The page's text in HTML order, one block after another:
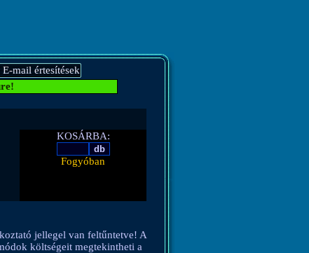
E-mail értesítések
KOSÁRBA:
Fogyóban
jellegel van feltűntetve! A
költségeit megtekintheti a